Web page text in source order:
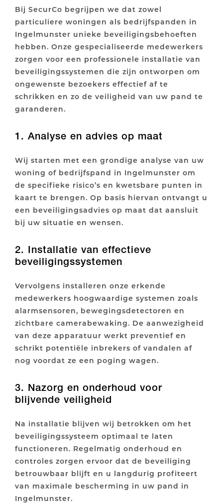
Bij SecurCo begrijpen we dat zowel
particuliere woningen als bedrijfspanden in
Ingelmunster unieke beveiligingsbehoeften
hebben. Onze gespecialiseerde medewerkers
zorgen voor een professionele installatie van
beveiligingssystemen die zijn ontworpen om
ongewenste bezoekers effectief af te
schrikken en zo de veiligheid van uw pand te
garanderen.
1. Analyse en advies op maat
Wij starten met een grondige analyse van uw
woning of bedrijfspand in Ingelmunster om
de specifieke risico’s en kwetsbare punten in
kaart te brengen. Op basis hiervan ontvangt u
een beveiligingsadvies op maat dat aansluit
bij uw situatie en wensen.
2. Installatie van effectieve
beveiligingssystemen
Vervolgens installeren onze erkende
medewerkers hoogwaardige systemen zoals
alarmsensoren, bewegingsdetectoren en
zichtbare camerabewaking. De aanwezigheid
van deze apparatuur werkt preventief en
schrikt potentiële inbrekers of vandalen af
nog voordat ze een poging wagen.
3. Nazorg en onderhoud voor
blijvende veiligheid
Na installatie blijven wij betrokken om het
beveiligingssysteem optimaal te laten
functioneren. Regelmatig onderhoud en
controles zorgen ervoor dat de beveiliging
betrouwbaar blijft en u langdurig profiteert
van maximale bescherming in uw pand in
Ingelmunster.